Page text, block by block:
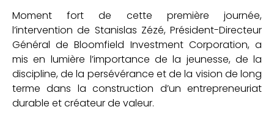
Moment fort de cette première journée,
l’intervention de Stanislas Zézé, Président-Directeur
Général de Bloomfield Investment Corporation, a
mis en lumière l’importance de la jeunesse, de la
discipline, de la persévérance et de la vision de long
terme dans la construction d’un entrepreneuriat
durable et créateur de valeur.